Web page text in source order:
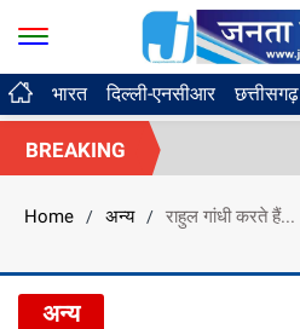
भारत दिल्ली-एनसीआर छत्तीसगढ़
BREAKING
Home / अन्य / राहुल गांधी करते हैं...
अन्य